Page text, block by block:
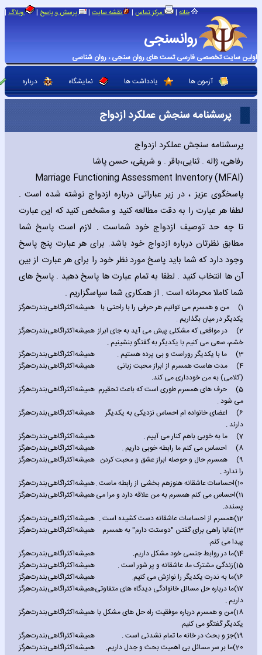
روانسنجی
اولین سایت تخصصی فارسی تست های روان سنجی ، روان شناسی
خانه | مرکز تماس | نقشه سایت | پرسش و پاسخ | وبلاگ |
آزمون ها یادداشت ها نمایشگاه درباره
پرسشنامه سنجش عملکرد ازدواج
پرسشنامه سنجش عملکرد ازدواج
رفاهی، ژاله . ثنایی،باقر . و شریفی، حسن پاشا
Marriage Functioning Assessment Inventory (MFAI)
پاسخگوی عزیز ، در زیر عباراتی درباره ازدواج نوشته شده است .
لطفا هر عبارت را به دقت مطالعه کنید و مشخص کنید که این عبارت
تا چه حد توصیف ازدواج خود شماست . لازم است پاسخ شما
مطابق نظرتان درباره ازدواج خود باشد. برای هر عبارت پنج پاسخ
وجود دارد که شما باید پاسخ مورد نظر خود را برای هر عبارت از بین
آن ها انتخاب کنید . لطفا به تمام عبارت ها پاسخ دهید . پاسخ های
شما کاملا محرمانه است . از همکاری شما سپاسگزاریم .
1)
من و همسرم می توانیم هر حرفی را با راحتی با
یکدیگر در میان بگذاریم .
همیشهاکثراگاهیبندرتهرگز
2)
در مواقعی که مشکلی پیش می آید به جای ابراز
خشم، سعی می کنیم با یکدیگر به گفتگو بنشینیم .
همیشهاکثراگاهیبندرتهرگز
3)
ما با یکدیگر روراست و بی پرده هستیم . همیشهاکثراگاهیبندرتهرگز
4)
مدت هاست همسرم از ابراز محبت زبانی
(کلامی) به من خودداری می کند.
همیشهاکثراگاهیبندرتهرگز
5)
حرف های همسرم طوری است که باعث تحقیرم
می شود .
همیشهاکثراگاهیبندرتهرگز
6)
اعضای خانواده ام احساس نزدیکی به یکدیگر
دارند .
همیشهاکثراگاهیبندرتهرگز
7)
ما به خوبی باهم کنار می آییم . همیشهاکثراگاهیبندرتهرگز
8)
احساس می کنم ما رابطه خوبی داریم . همیشهاکثراگاهیبندرتهرگز
9)
همسرم حال و حوصله ابراز عشق و محبت کردن
را ندارد .
همیشهاکثراگاهیبندرتهرگز
10) احساسات عاشقانه هنوزهم بخشی از رابطه ماست .همیشهاکثراگاهیبندرتهرگز
11) احساس می کنم همسرم به من علاقه دارد و مرا می
پسندد.
همیشهاکثراگاهیبندرتهرگز
12) همسرم از احساسات عاشقانه دست کشیده است . همیشهاکثراگاهیبندرتهرگز
13) غالبا راهی برای گفتن "دوستت دارم" به همسرم
پیدا می کنم.
همیشهاکثراگاهیبندرتهرگز
14) ما در روابط جنسی خود مشکل داریم. همیشهاکثراگاهیبندرتهرگز
15) زندگی مشترک ما، عاشقانه و پر شور است . همیشهاکثراگاهیبندرتهرگز
16) ما به ندرت یکدیگر را نوازش می کنیم. همیشهاکثراگاهیبندرتهرگز
17) ما درباره حل مسائل خانوادگی دیدگاه های متفاوتی
داریم .
همیشهاکثراگاهیبندرتهرگز
18) من و همسرم درباره موفقیت راه حل های مشکل با
یکدیگر گفتگو می کنیم.
همیشهاکثراگاهیبندرتهرگز
19) جرّ و بحث در خانه ما تمام نشدنی است . همیشهاکثراگاهیبندرتهرگز
20) ما بر سر مسائل بی اهمیت بحث و جدل داریم. همیشهاکثراگاهیبندرتهرگز